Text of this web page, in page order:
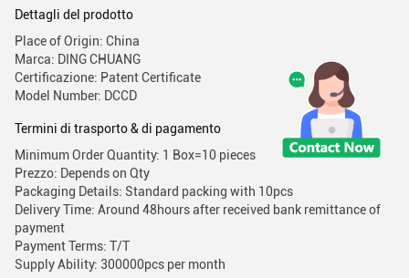
Dettagli del prodotto
Place of Origin: China
Marca: DING CHUANG
Certificazione: Patent Certificate
Model Number: DCCD
Termini di trasporto & di pagamento
Minimum Order Quantity: 1 Box=10 pieces
Prezzo: Depends on Qty
Packaging Details: Standard packing with 10pcs
Delivery Time: Around 48hours after received bank remittance of
payment
Payment Terms: T/T
Supply Ability: 300000pcs per month